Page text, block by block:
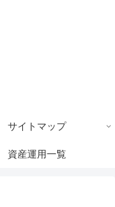
サイトマップ
資産運用一覧